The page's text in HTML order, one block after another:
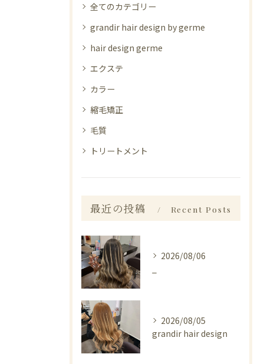
全てのカテゴリー
grandir hair design by germe
hair design germe
エクステ
カラー
縮毛矯正
毛質
トリートメント
最近の投稿 Recent Posts
2026/08/06
2026/08/05
grandir hair design